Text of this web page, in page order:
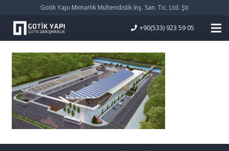
Gotik Yapı Mimarlık Mühendislik İnş. San. Tic. Ltd. Şti
+90(533) 923 59 05